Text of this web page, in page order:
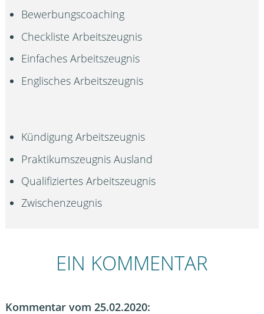
Bewerbungscoaching
Checkliste Arbeitszeugnis
Einfaches Arbeitszeugnis
Englisches Arbeitszeugnis
Kündigung Arbeitszeugnis
Praktikumszeugnis Ausland
Qualifiziertes Arbeitszeugnis
Zwischenzeugnis
EIN KOMMENTAR
Kommentar vom 25.02.2020: